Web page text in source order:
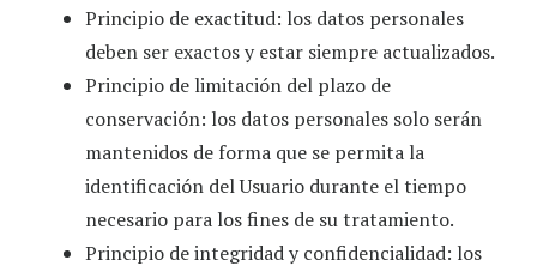
Principio de exactitud: los datos personales
deben ser exactos y estar siempre actualizados.
Principio de limitación del plazo de
conservación: los datos personales solo serán
mantenidos de forma que se permita la
identificación del Usuario durante el tiempo
necesario para los fines de su tratamiento.
Principio de integridad y confidencialidad: los